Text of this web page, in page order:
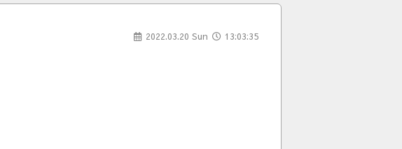
2022.03.20 Sun 13:03:35